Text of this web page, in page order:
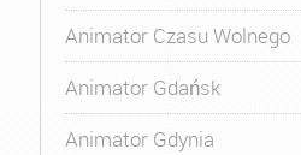
Animator Czasu Wolnego
Animator Gdańsk
Animator Gdynia